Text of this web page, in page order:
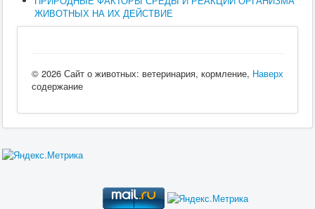
ЖИВОТНЫХ НА ИХ ДЕЙСТВИЕ
Наверх
© 2026 Сайт о животных: ветеринария, кормление,
содержание